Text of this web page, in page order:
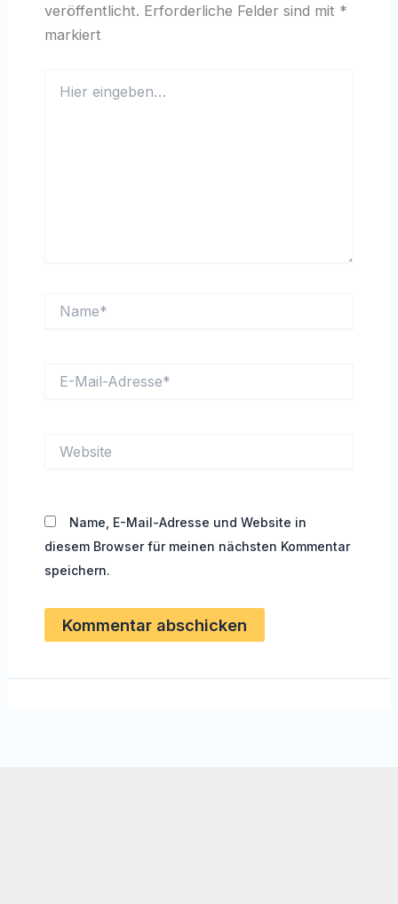
veröffentlicht. Erforderliche Felder sind mit *
markiert
eingeben…
Mail-
Name, E-Mail-Adresse und Website in
diesem Browser für meinen nächsten Kommentar
speichern.